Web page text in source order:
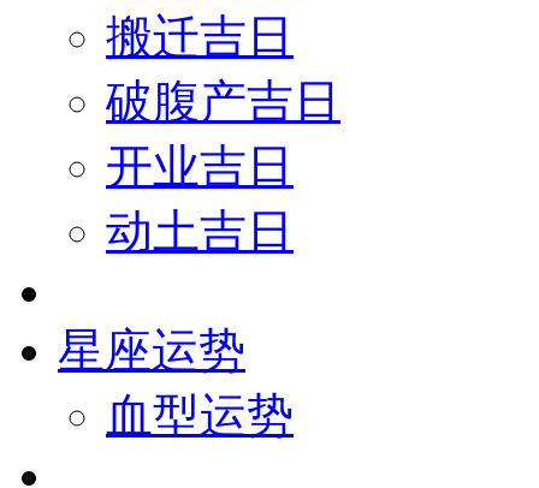
搬迁吉日
破腹产吉日
开业吉日
动土吉日
星座运势
血型运势